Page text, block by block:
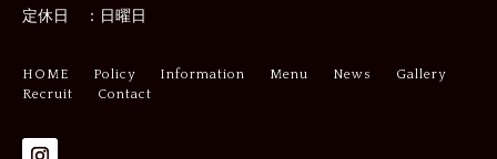
定休日 ： 日曜日
HOME Policy Information Menu News
Gallery
Recruit
Contact